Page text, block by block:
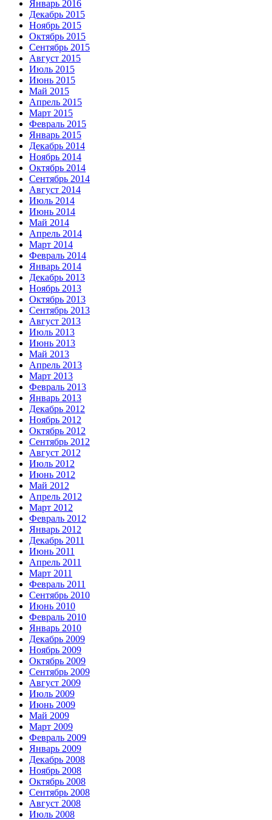
Январь 2016
Декабрь 2015
Ноябрь 2015
Октябрь 2015
Сентябрь 2015
Август 2015
Июль 2015
Июнь 2015
Май 2015
Апрель 2015
Март 2015
Февраль 2015
Январь 2015
Декабрь 2014
Ноябрь 2014
Октябрь 2014
Сентябрь 2014
Август 2014
Июль 2014
Июнь 2014
Май 2014
Апрель 2014
Март 2014
Февраль 2014
Январь 2014
Декабрь 2013
Ноябрь 2013
Октябрь 2013
Сентябрь 2013
Август 2013
Июль 2013
Июнь 2013
Май 2013
Апрель 2013
Март 2013
Февраль 2013
Январь 2013
Декабрь 2012
Ноябрь 2012
Октябрь 2012
Сентябрь 2012
Август 2012
Июль 2012
Июнь 2012
Май 2012
Апрель 2012
Март 2012
Февраль 2012
Январь 2012
Декабрь 2011
Июнь 2011
Апрель 2011
Март 2011
Февраль 2011
Сентябрь 2010
Июнь 2010
Февраль 2010
Январь 2010
Декабрь 2009
Ноябрь 2009
Октябрь 2009
Сентябрь 2009
Август 2009
Июль 2009
Июнь 2009
Май 2009
Март 2009
Февраль 2009
Январь 2009
Декабрь 2008
Ноябрь 2008
Октябрь 2008
Сентябрь 2008
Август 2008
Июль 2008